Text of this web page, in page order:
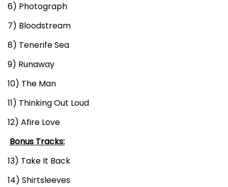
6) Photograph
7) Bloodstream
8) Tenerife Sea
9) Runaway
10) The Man
11) Thinking Out Loud
12) Afire Love
Bonus Tracks:
13) Take It Back
14) Shirtsleeves